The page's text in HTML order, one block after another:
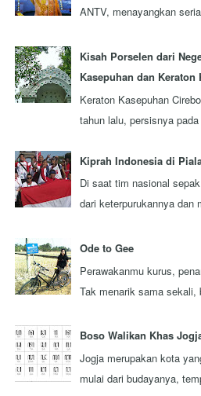
ANTV, menayangkan
Kisah Porselen dari
Kasepuhan dan Keraton
Keraton Kasepuhan
tahun lalu, persisnya
Kiprah Indonesia di
Di saat tim nasional
dari keterpurukannya dan
Ode to Gee
Perawakanmu kurus,
Tak menarik sama sekali,
Boso Walikan Khas
Jogja merupakan kota
mulai dari budayanya,